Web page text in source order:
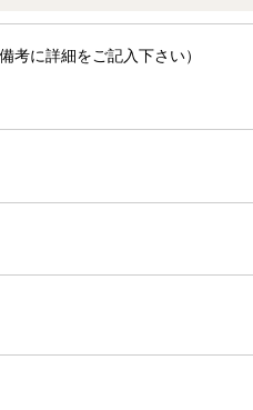
考に詳細をご記入下さい）